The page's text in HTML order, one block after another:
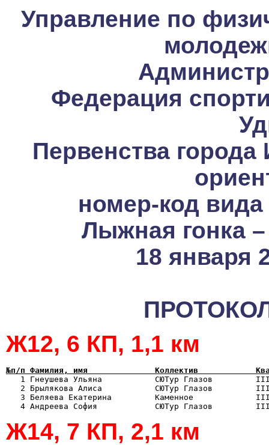
Управление по
Федерация
Первенства
номер-код вида
Лыжная гонка
18 января
Ж12, 6 КП, 1,1 км
№п/п Фамилия, имя              Коллектив            Квал
1 Гнеушева Ульяна           СЮТур Глазов
2 Брылякова Алиса           СЮТур Глазов
3 Беляева Екатерина         Каменное
Ж14, 7 КП, 2,1 км